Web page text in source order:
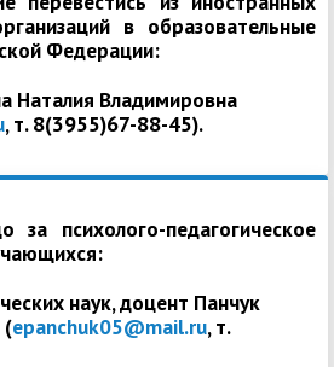
в образовательные
Федерации:
Наталия Владимировна
, т. 8(3955)67-88-45).
за психолого-педагогическое
наук, доцент Панчук
(epanchuk05@mail.ru, т.